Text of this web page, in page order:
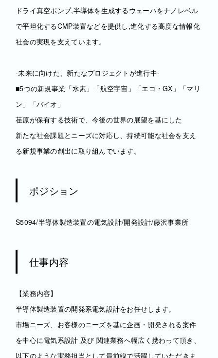
ドライ真空ポンプ,半導体を生成するウェーハをナノレベル
で平坦化するCMP装置などを提供し,進化する高度な情報化
社会の実現を支えています。
‐未来に向けた、新たなプロジェクトが進行中‐
■5つの新規事業「水素」「航空宇宙」「エコ・GX」「マリ
ン」「バイオ」
荏原が保有する技術で、今後の世界の展望を基にした
新たな社会課題とニーズに対応し、持続可能な社会を支え
る新規事業の創出に取り組んでいます。
ポジション
S5094/半導体製造装置の電気設計/開発設計/藤沢事業所
仕事内容
【業務内容】
半導体製造装置の開発系電気設計をお任せします。
市場ニーズ、お客様のニーズを基に企画・開発される案件
を中心に電気系設計 及び 関連業務へ幅広く携わって頂き、
以下のような実務担当として最前線で活躍していただきま